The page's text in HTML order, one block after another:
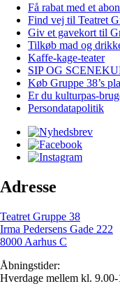
Få rabat med et
Find vej til Teatret
Giv et gavekort til
Tilkøb mad og
Kaffe-kage-teater
SIP OG
Køb Gruppe 38’s
Er du kulturpas-
Persondatapolitik
Adresse
Teatret Gruppe 38
Irma Pedersens Gade 222
8000 Aarhus C
Åbningstider:
Hverdage mellem kl.